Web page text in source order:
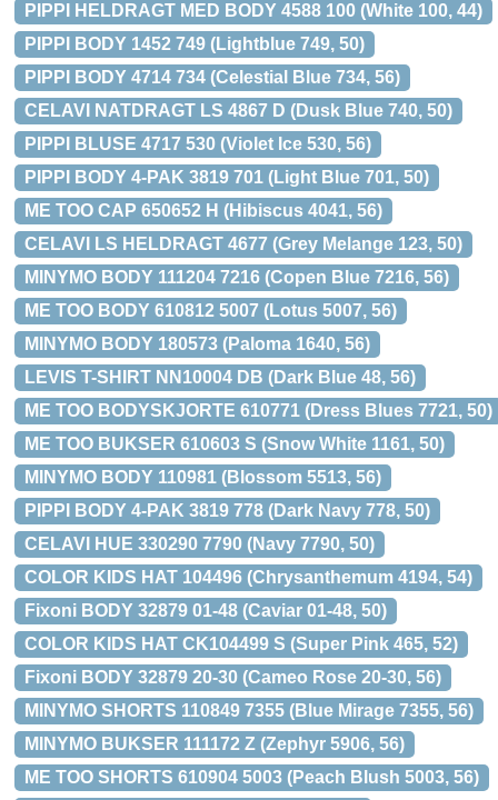
PIPPI HELDRAGT MED BODY 4588 100 (White 100, 44)
PIPPI BODY 1452 749 (Lightblue 749, 50)
PIPPI BODY 4714 734 (Celestial Blue 734, 56)
CELAVI NATDRAGT LS 4867 D (Dusk Blue 740, 50)
PIPPI BLUSE 4717 530 (Violet Ice 530, 56)
PIPPI BODY 4-PAK 3819 701 (Light Blue 701, 50)
ME TOO CAP 650652 H (Hibiscus 4041, 56)
CELAVI LS HELDRAGT 4677 (Grey Melange 123, 50)
MINYMO BODY 111204 7216 (Copen Blue 7216, 56)
ME TOO BODY 610812 5007 (Lotus 5007, 56)
MINYMO BODY 180573 (Paloma 1640, 56)
LEVIS T-SHIRT NN10004 DB (Dark Blue 48, 56)
ME TOO BODYSKJORTE 610771 (Dress Blues 7721, 50)
ME TOO BUKSER 610603 S (Snow White 1161, 50)
MINYMO BODY 110981 (Blossom 5513, 56)
PIPPI BODY 4-PAK 3819 778 (Dark Navy 778, 50)
CELAVI HUE 330290 7790 (Navy 7790, 50)
COLOR KIDS HAT 104496 (Chrysanthemum 4194, 54)
Fixoni BODY 32879 01-48 (Caviar 01-48, 50)
COLOR KIDS HAT CK104499 S (Super Pink 465, 52)
Fixoni BODY 32879 20-30 (Cameo Rose 20-30, 56)
MINYMO SHORTS 110849 7355 (Blue Mirage 7355, 56)
MINYMO BUKSER 111172 Z (Zephyr 5906, 56)
ME TOO SHORTS 610904 5003 (Peach Blush 5003, 56)